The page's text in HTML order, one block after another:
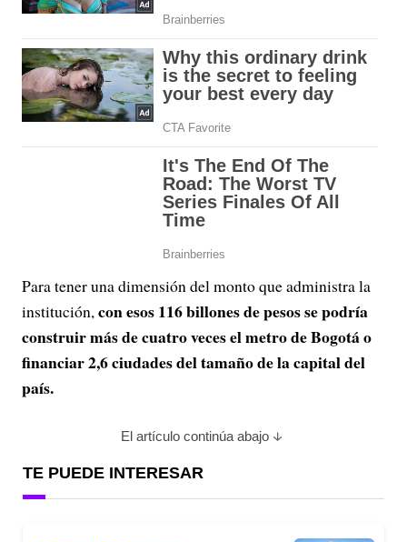
Para tener una dimensión del monto que administra la
institución,con esos 116 billones de pesos se podría
construir más de cuatro veces el metro de Bogotá o
financiar 2,6 ciudades del tamaño de la capital del
país.
El artículo continúa abajo
TE PUEDE INTERESAR